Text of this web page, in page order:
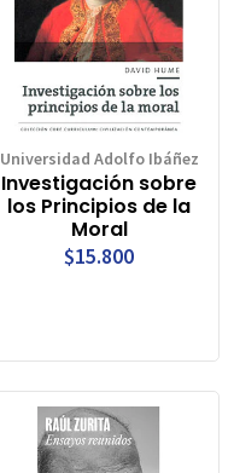
Universidad Adolfo Ibáñez
Investigación sobre
los Principios de la
Moral
$15.800